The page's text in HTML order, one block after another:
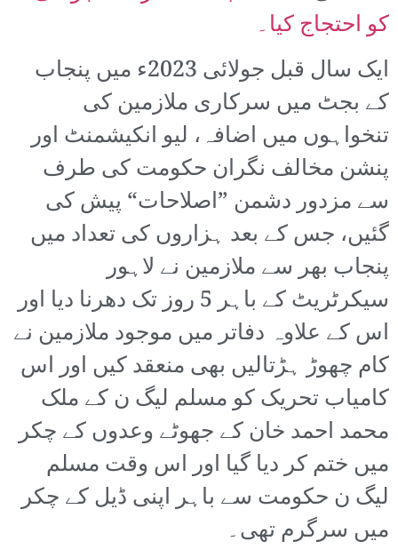
کو احتجاج کیا۔
ایک سال قبل جولائی 2023ء میں پنجاب
کے بجٹ میں سرکاری ملازمین کی
تنخواہوں میں اضافہ، لیو انکیشمنٹ اور
پنشن مخالف نگران حکومت کی طرف
سے مزدور دشمن ”اصلاحات“ پیش کی
گئیں، جس کے بعد ہزاروں کی تعداد میں
پنجاب بھر سے ملازمین نے لاہور
سیکرٹریٹ کے باہر 5 روز تک دھرنا دیا اور
اس کے علاوہ دفاتر میں موجود ملازمین نے
کام چھوڑ ہڑتالیں بھی منعقد کیں اور اس
کامیاب تحریک کو مسلم لیگ ن کے ملک
محمد احمد خان کے جھوٹے وعدوں کے چکر
میں ختم کر دیا گیا اور اس وقت مسلم
لیگ ن حکومت سے باہر اپنی ڈیل کے چکر
میں سرگرم تھی۔